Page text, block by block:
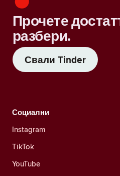
Прочете
разбери.
Свали Tinder
Социални
Instagram
TikTok
YouTube